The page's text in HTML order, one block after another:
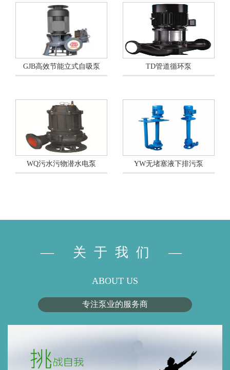
GJB高效节能立式自吸泵 TD管道循环泵
WQ污水污物潜水电泵 YW无堵塞液下排污泵
— 关于我们 —
ABOUT US
专注泵业的服务商